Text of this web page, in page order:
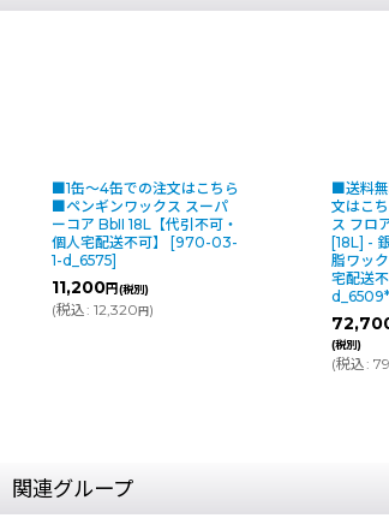
注文はこちら
クス スーパ
【代引不可・
970-03-
■送料無料・5缶以上での注
文はこちら■ペンギンワック
ス フロアーコーティングＡｇ
[18L] - 銀イオン抗菌剤配合樹
脂ワックス【代引不可・個人
7571a-03-1-
～145,400円
～159,940円)
関連グループ